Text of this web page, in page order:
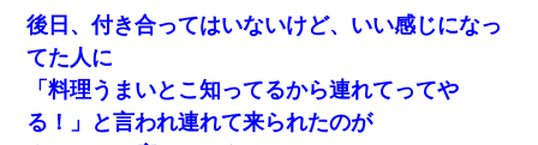
後日、付き合ってはいないけど、いい感じになっ
てた人に
「料理うまいとこ知ってるから連れてってや
る！」と言われ連れて来られたのが